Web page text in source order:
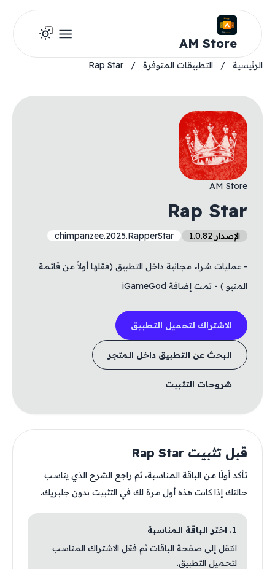
AM Store
الرئيسية / التطبيقات المتوفرة /
Rap Star
AM Store
Rap Star
الإصدار 1.0.82 chimpanzee.2025.RapperStar
- عمليات شراء مجانية داخل التطبيق (فعّلها أولاً من قائمة
المنيو ) - تمت إضافة iGameGod
الاشتراك لتحميل التطبيق
البحث عن التطبيق داخل المتجر
شروحات التثبيت
قبل تثبيت Rap Star
تأكد أولًا من الباقة المناسبة، ثم راجع الشرح الذي يناسب
حالتك إذا كانت هذه أول مرة لك في التثبيت بدون جلبريك.
1. اختر الباقة المناسبة
انتقل إلى صفحة الباقات ثم فعّل الاشتراك المناسب
لتحميل التطبيق.